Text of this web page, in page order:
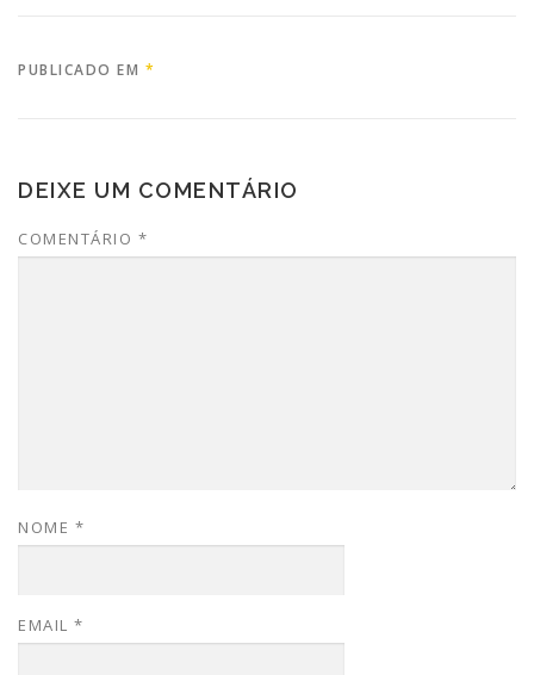
PUBLICADO EM *
DEIXE UM COMENTÁRIO
COMENTÁRIO *
NOME *
EMAIL *